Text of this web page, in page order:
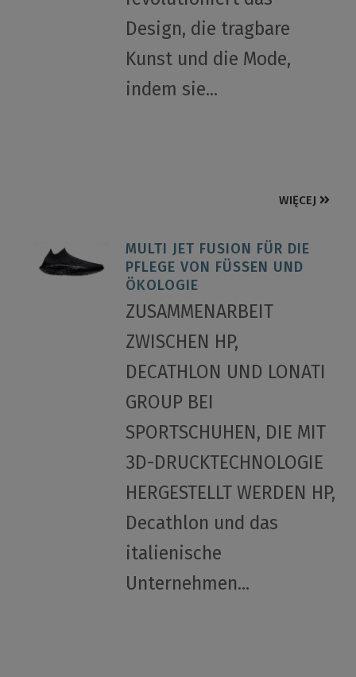
Design, die tragbare
Kunst und die Mode,
indem sie...
WIĘCEJ
MULTI JET FUSION FÜR DIE
PFLEGE VON FÜSSEN UND
ÖKOLOGIE
ZUSAMMENARBEIT
ZWISCHEN HP,
DECATHLON UND LONATI
GROUP BEI
SPORTSCHUHEN, DIE MIT
3D-DRUCKTECHNOLOGIE
HERGESTELLT WERDEN HP,
Decathlon und das
italienische
Unternehmen...